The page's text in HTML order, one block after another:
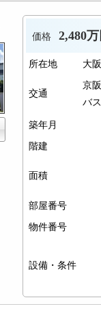
価格 2,480万
所在地 大
交通
京
バ
築年月
階建
面積
部屋番号
物件番号
設備・条件